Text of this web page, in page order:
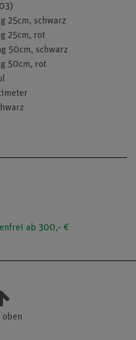
25cm, schwarz
25cm, rot
50cm, schwarz
50cm, rot
ab 300,- €
oben